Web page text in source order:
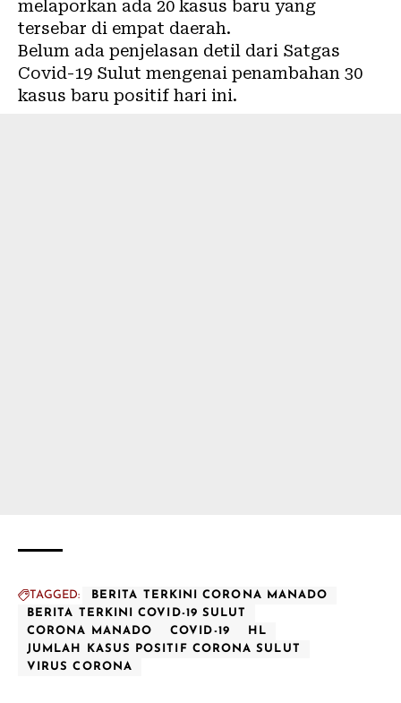
melaporkan ada 20 kasus baru yang
tersebar di empat daerah.
Belum ada penjelasan detil dari Satgas
Covid-19 Sulut mengenai penambahan 30
kasus baru positif hari ini.
TAGGED:
BERITA TERKINI CORONA MANADO
BERITA TERKINI COVID-19 SULUT
CORONA MANADO
COVID-19
HL
JUMLAH KASUS POSITIF CORONA SULUT
VIRUS CORONA